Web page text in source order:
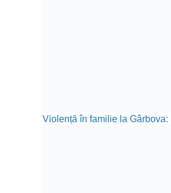
Violență în familie la